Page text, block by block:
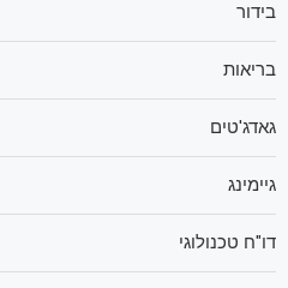
בידור
בריאות
גאדג'טים
גיימינג
דו"ח טכנולוגי